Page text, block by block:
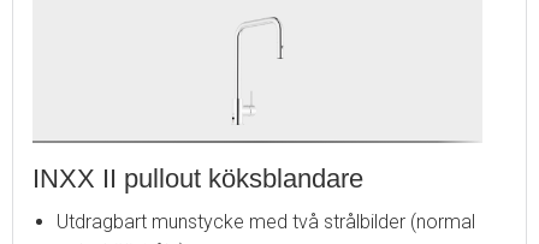
INXX II pullout köksblandare
Utdragbart munstycke med två strålbilder (normal